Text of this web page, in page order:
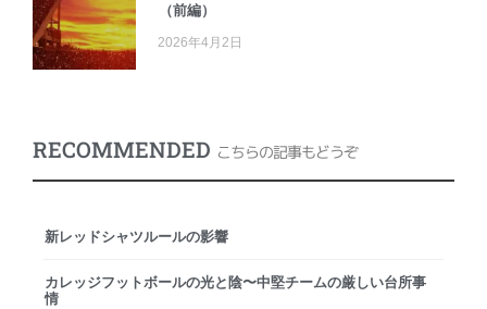
（前編）
2026年4月2日
RECOMMENDED こちらの記事もどうぞ
新レッドシャツルールの影響
カレッジフットボールの光と陰〜中堅チームの厳しい台所事
情